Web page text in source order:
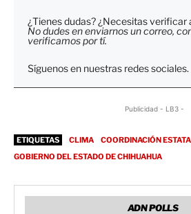
¿Tienes dudas? ¿Necesitas verificar
No dudes en enviarnos un correo,
verificamos por tí.
Síguenos en nuestras redes sociales.
Publicidad - LB3 -
ETIQUETAS CLIMA
COORDINACIÓN
GOBIERNO DEL ESTADO DE CHIHUAHUA
ADN POLLS